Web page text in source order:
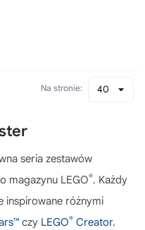
40
Na stronie:
seria zestawów
magazynu LEGO®. Każdy
inspirowane różnymi
czy LEGO® Creator.